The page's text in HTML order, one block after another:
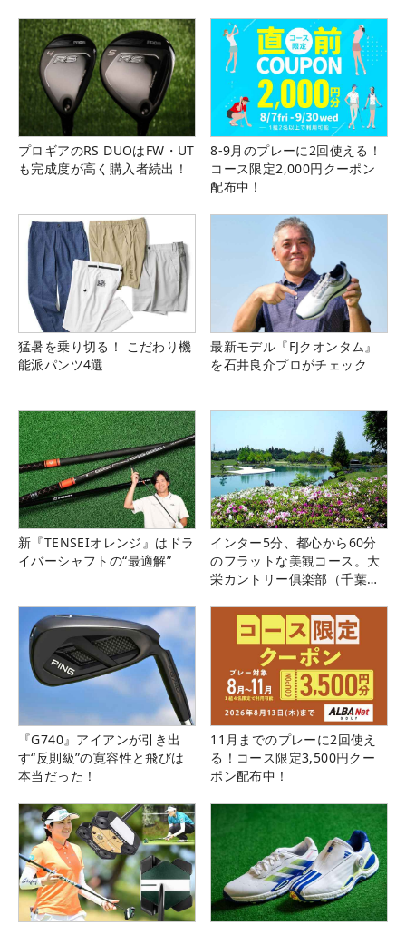
プロギアのRS DUOはFW・UT
も完成度が高く購入者続出！
8-9月のプレーに2回使える！
コース限定2,000円クーポン
配布中！
猛暑を乗り切る！ こだわり機
能派パンツ4選
最新モデル『FJクオンタム』
を石井良介プロがチェック
新『TENSEIオレンジ』はドラ
イバーシャフトの“最適解”
インター5分、都心から60分
のフラットな美観コース。大
栄カントリー俱楽部（千葉
『G740』アイアンが引き出
す“反則級”の寛容性と飛びは
本当だった！
11月までのプレーに2回使え
る！コース限定3,500円クー
ポン配布中！